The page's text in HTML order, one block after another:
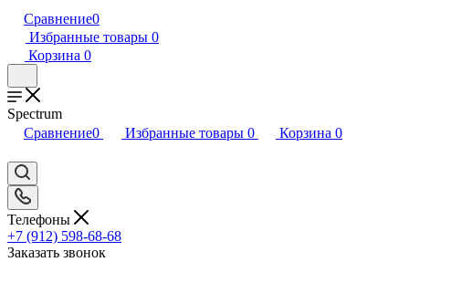
Сравнение0
Избранные товары 0
Корзина 0
Spectrum
Сравнение0 Избранные товары 0 Корзина 0
Телефоны
+7 (912) 598-68-68
Заказать звонок